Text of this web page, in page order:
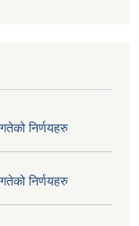
निर्णयहरु
निर्णयहरु